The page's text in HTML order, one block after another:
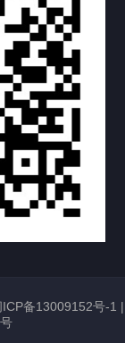
ICP备13009152号-1 |